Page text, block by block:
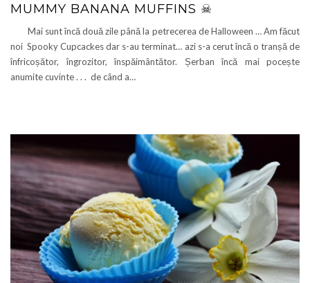
MUMMY BANANA MUFFINS ☠
Mai sunt încă două zile până la petrecerea de Halloween … Am făcut
noi Spooky Cupcackes dar s-au terminat… azi s-a cerut încă o tranșă de
înfricoșător, îngrozitor, înspăimântător. Șerban încă mai pocește
anumite cuvinte . . . de când a…